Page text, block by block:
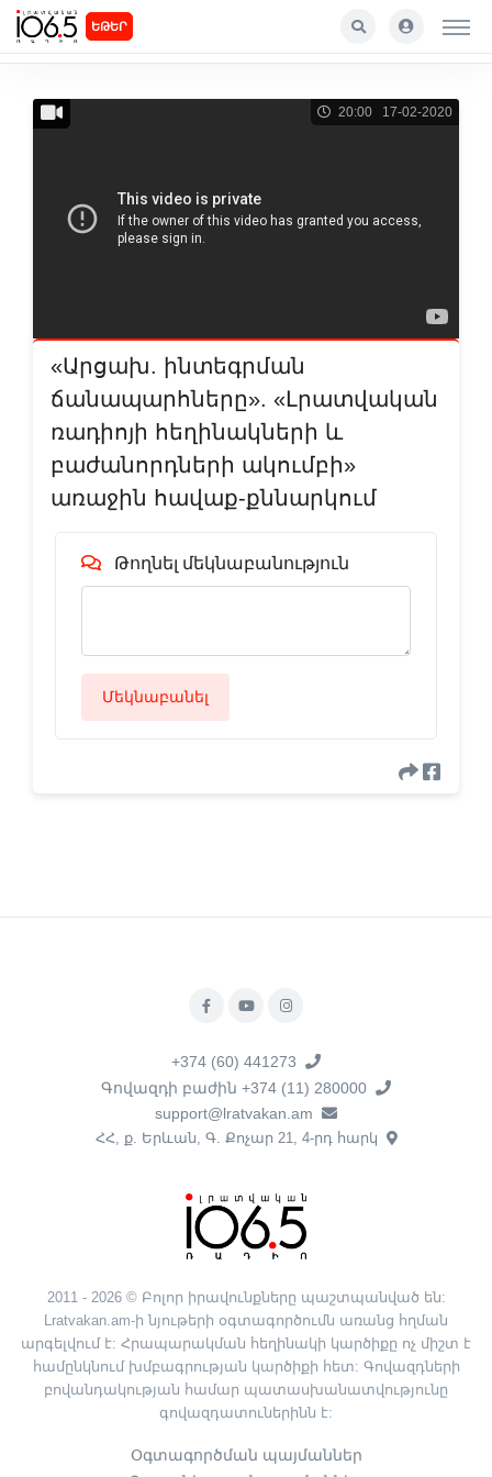
ԵԹԵՐ
20:00 17-02-2020
«Արցախ. ինտեգրման
ճանապարհները». «Լրատվական
ռադիոյի հեղինակների և
բաժանորդների ակումբի»
առաջին հավաք-քննարկում
Թողնել մեկնաբանություն
Մեկնաբանել
+374 (60) 441273
Գովազդի բաժին +374 (11) 280000
support@lratvakan.am
ՀՀ, ք. Երևան, Գ. Քոչար 21, 4-րդ հարկ
2011 - 2026 © Բոլոր իրավունքները պաշտպանված են:
Lratvakan.am-ի նյութերի օգտագործումն առանց հղման
արգելվում է: Հրապարակման հեղինակի կարծիքը ոչ միշտ է
համընկնում խմբագրության կարծիքի հետ: Գովազդների
բովանդակության համար պատասխանատվությունը
գովազդատուներինն է:
Օգտագործման պայմաններ